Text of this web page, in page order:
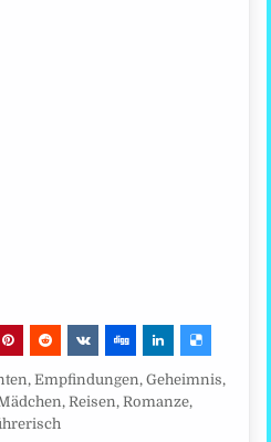
,Empfindungen,Geheimnis,
,Reisen,Romanze,